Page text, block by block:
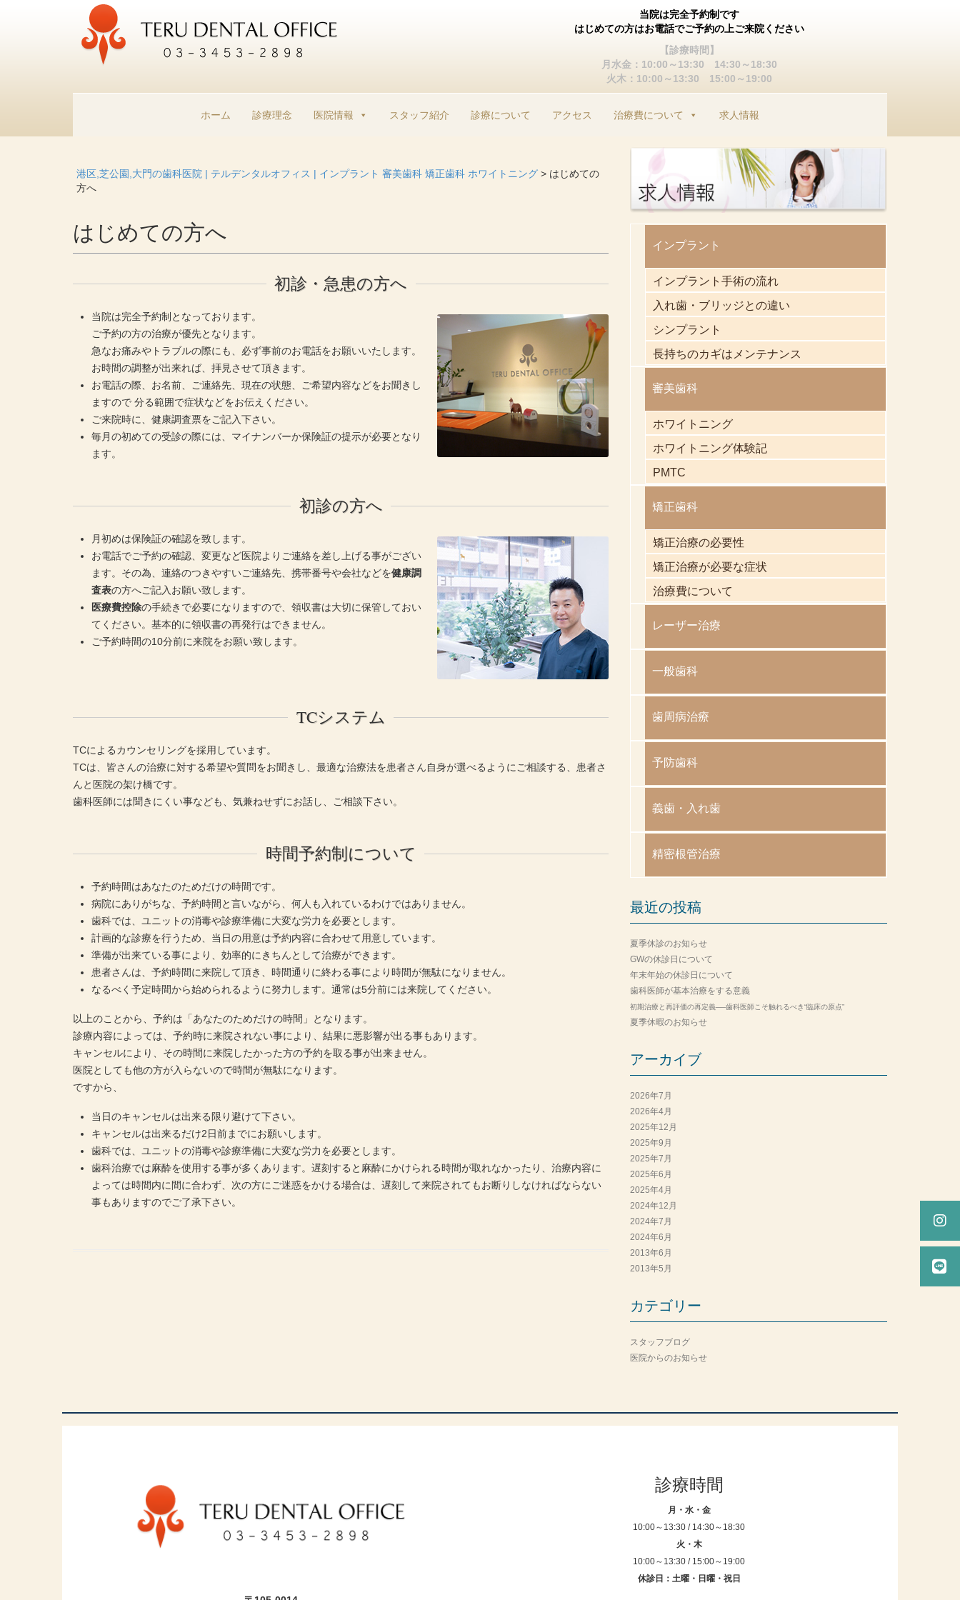
当院は完全予約制です
はじめての方はお電話でご予約の上ご来院ください
【診療時間】
月水金：10:00～13:30 14:30～18:30
火木：10:00～13:30 15:00～19:00
ン
へ
ホーム 診療理念 医院情報 スタッフ紹介 診療について アクセス 治療費について 求人情報
港区,芝公園,大門の歯科医院 | テルデンタルオフィス | インプラント 審美歯科 矯正歯科 ホワイトニング > はじめての
方へ
はじめての方へ
初診・急患の方へ
当院は完全予約制となっております。
ご予約の方の治療が優先となります。
急なお痛みやトラブルの際にも、必ず事前のお電話をお願いいたします。
お時間の調整が出来れば、拝見させて頂きます。
お電話の際、お名前、ご連絡先、現在の状態、ご希望内容などをお聞きし
ますので 分る範囲で症状などをお伝えください。
ご来院時に、健康調査票をご記入下さい。
毎月の初めての受診の際には、マイナンバーか保険証の提示が必要となり
ます。
初診の方へ
月初めは保険証の確認を致します。
お電話でご予約の確認、変更など医院よりご連絡を差し上げる事がござい
ます。その為、連絡のつきやすいご連絡先、携帯番号や会社などを健康調
査表の方へご記入お願い致します。
医療費控除の手続きで必要になりますので、領収書は大切に保管しておい
てください。基本的に領収書の再発行はできません。
ご予約時間の10分前に来院をお願い致します。
TCシステム
TCによるカウンセリングを採用しています。
TCは、皆さんの治療に対する希望や質問をお聞きし、最適な治療法を患者さん自身が選べるようにご相談する、患者さ
んと医院の架け橋です。
歯科医師には聞きにくい事なども、気兼ねせずにお話し、ご相談下さい。
時間予約制について
予約時間はあなたのためだけの時間です。
病院にありがちな、予約時間と言いながら、何人も入れているわけではありません。
歯科では、ユニットの消毒や診療準備に大変な労力を必要とします。
計画的な診療を行うため、当日の用意は予約内容に合わせて用意しています。
準備が出来ている事により、効率的にきちんとして治療ができます。
患者さんは、予約時間に来院して頂き、時間通りに終わる事により時間が無駄になりません。
なるべく予定時間から始められるように努力します。通常は5分前には来院してください。
以上のことから、予約は「あなたのためだけの時間」となります。
診療内容によっては、予約時に来院されない事により、結果に悪影響が出る事もあります。
キャンセルにより、その時間に来院したかった方の予約を取る事が出来ません。
医院としても他の方が入らないので時間が無駄になります。
ですから、
当日のキャンセルは出来る限り避けて下さい。
キャンセルは出来るだけ2日前までにお願いします。
歯科では、ユニットの消毒や診療準備に大変な労力を必要とします。
歯科治療では麻酔を使用する事が多くあります。遅刻すると麻酔にかけられる時間が取れなかったり、治療内容に
よっては時間内に間に合わず、次の方にご迷惑をかける場合は、遅刻して来院されてもお断りしなければならない
事もありますのでご了承下さい。
インプラント
インプラント手術の流れ
入れ歯・ブリッジとの違い
シンプラント
長持ちのカギはメンテナンス
審美歯科
ホワイトニング
ホワイトニング体験記
PMTC
矯正歯科
矯正治療の必要性
矯正治療が必要な症状
治療費について
レーザー治療
一般歯科
歯周病治療
予防歯科
義歯・入れ歯
精密根管治療
最近の投稿
夏季休診のお知らせ
GWの休診日について
年末年始の休診日について
歯科医師が基本治療をする意義
初期治療と再評価の再定義──歯科医師こそ触れるべき“臨床の原点”
夏季休暇のお知らせ
アーカイブ
2026年7月
2026年4月
2025年12月
2025年9月
2025年7月
2025年6月
2025年4月
2024年12月
2024年7月
2024年6月
2013年6月
2013年5月
カテゴリー
スタッフブログ
医院からのお知らせ
診療時間
月・水・金
10:00～13:30 / 14:30～18:30
火・木
10:00～13:30 / 15:00～19:00
休診日：土曜・日曜・祝日